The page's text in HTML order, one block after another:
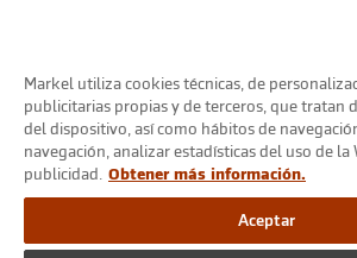
© Markel Group Inc. Todos los derechos
Markel utiliza cookies técnicas, de
publicitarias propias y de terceros, que tratan
del dispositivo, así como hábitos de
navegación, analizar estadísticas del uso de
publicidad. Obtener más información.
Aceptar